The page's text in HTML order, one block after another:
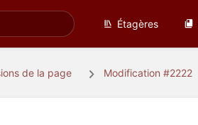
Étagères
de la page Modification #2222